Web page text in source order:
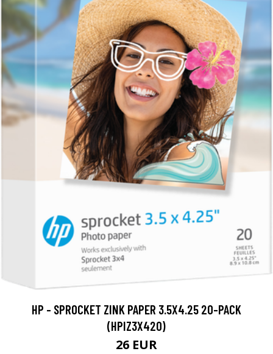
HP - SPROCKET ZINK PAPER 3.5X4.25 20-PACK
(HPIZ3X420)
26 EUR